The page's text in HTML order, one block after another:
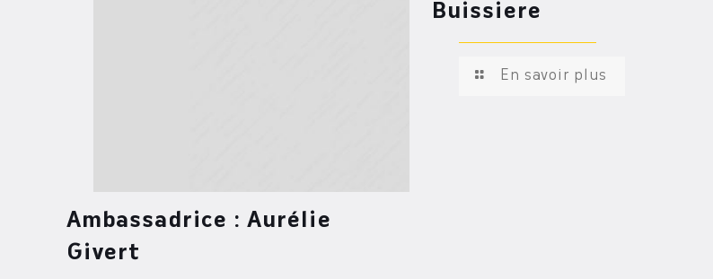
Ambassadrice : Aurélie
Givert
Buissiere
En savoir plus